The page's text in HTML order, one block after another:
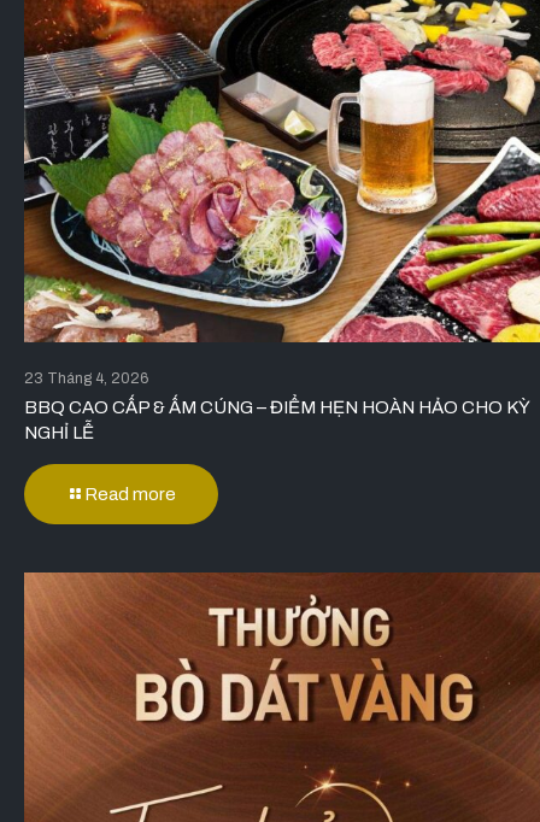
23 Tháng 4, 2026
BBQ CAO CẤP & ẤM CÚNG – ĐIỂM HẸN HOÀN HẢO CHO KỲ
NGHỈ LỄ
Read more